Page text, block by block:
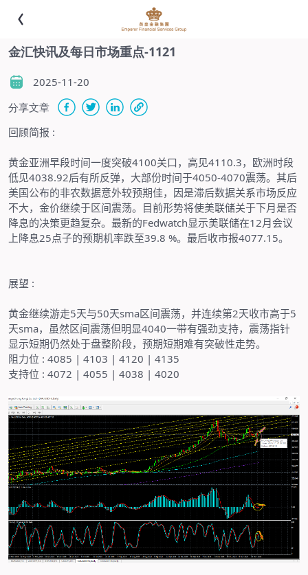
金汇快讯及每日市场重点-1121
2025-11-20
分享文章
回顾简报 :
黄金亚洲早段时间一度突破4100关口，高见4110.3，欧洲时段
低见4038.92后有所反弹，大部份时间于4050-4070震荡。其后
美国公布的非农数据意外较预期佳，因是滞后数据关系市场反应
不大，金价继续于区间震荡。目前形势将使美联储关于下月是否
降息的决策更趋复杂。最新的Fedwatch显示美联储在12月会议
上降息25点子的预期机率跌至39.8 %。最后收市报4077.15。
展望 :
黄金继续游走5天与50天sma区间震荡，并连续第2天收市高于5
天sma，虽然区间震荡但明显4040一带有强劲支持，震荡指针
显示短期仍然处于盘整阶段，预期短期难有突破性走势。
阻力位 : 4085 | 4103 | 4120 | 4135
支持位 : 4072 | 4055 | 4038 | 4020